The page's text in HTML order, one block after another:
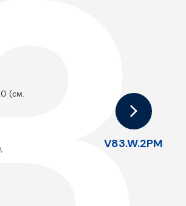
V83.W.2PM
(см.